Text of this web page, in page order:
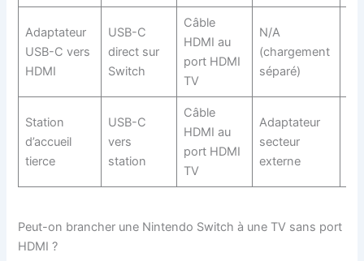
Adaptateur
USB-C vers
HDMI
USB-C
direct sur
Switch
Câble
HDMI au
port HDMI
TV
N/A
(chargement
séparé)
Station
d’accueil
tierce
USB-C
vers
station
Câble
HDMI au
port HDMI
TV
Adaptateur
secteur
externe
Peut-on brancher une Nintendo Switch à une TV sans port
HDMI ?